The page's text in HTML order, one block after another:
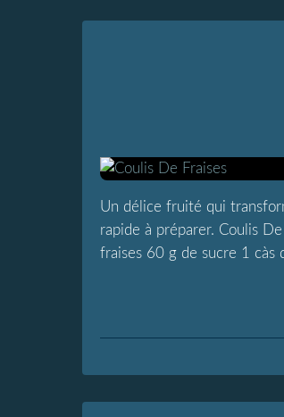
Un délice fruité qui
rapide à préparer. Coulis
fraises 60 g de sucre 1 càs